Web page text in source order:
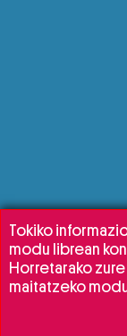
Tokiko
modu librean
Horretarako
maitatzeko